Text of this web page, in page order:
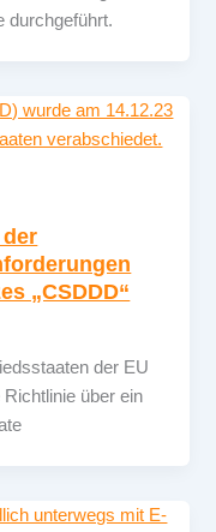
durchgeführt.
„CSDDD“
der EU
über ein